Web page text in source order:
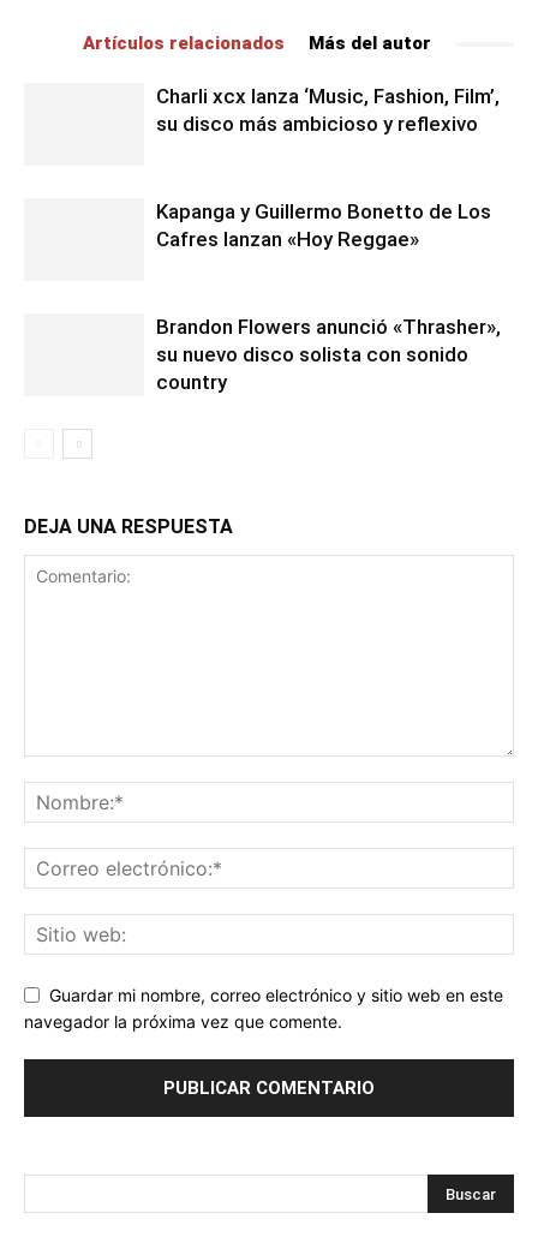
Artículos relacionados Más del autor
Charli xcx lanza ‘Music, Fashion, Film’,
su disco más ambicioso y reflexivo
Kapanga y Guillermo Bonetto de Los
Cafres lanzan «Hoy Reggae»
Brandon Flowers anunció «Thrasher»,
su nuevo disco solista con sonido
country
DEJA UNA RESPUESTA
Guardar mi nombre, correo electrónico y sitio web en este
navegador la próxima vez que comente.